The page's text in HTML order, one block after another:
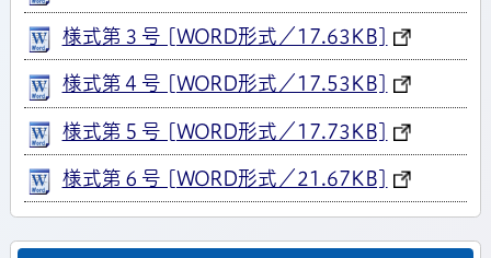
様式第３号 [WORD形式／17.63KB]
様式第４号 [WORD形式／17.53KB]
様式第５号 [WORD形式／17.73KB]
様式第６号 [WORD形式／21.67KB]